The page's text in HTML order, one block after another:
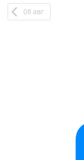
08 авг